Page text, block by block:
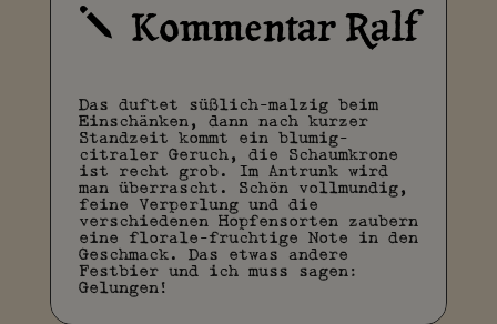
j Kommentar Ralf
Das duftet süßlich-malzig beim
Einschänken, dann nach kurzer
Standzeit kommt ein blumig-
citraler Geruch, die Schaumkrone
ist recht grob. Im Antrunk wird
man überrascht. Schön vollmundig,
feine Verperlung und die
verschiedenen Hopfensorten zaubern
eine florale-fruchtige Note in den
Geschmack. Das etwas andere
Festbier und ich muss sagen:
Gelungen!